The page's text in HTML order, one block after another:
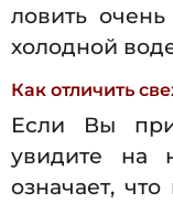
ловить
холодной
Как отличить
Если Вы
увидите на
означает,